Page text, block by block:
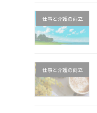
仕事と介護の両立
仕事と介護の両立